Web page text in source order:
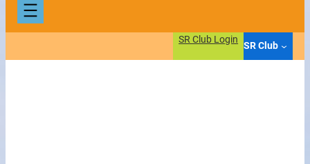
SR Club Login
SR Club